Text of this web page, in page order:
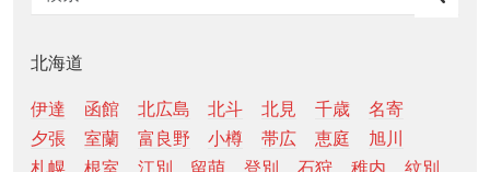
北海道
伊達 函館 北広島 北斗 北見 千歳
名寄
夕張
室蘭 富良野 小樽 帯広 恵庭
旭川